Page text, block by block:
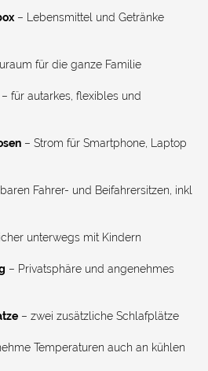
– Lebensmittel und Getränke
für die ganze Familie
für autarkes, flexibles und
– Strom für Smartphone, Laptop
Fahrer- und Beifahrersitzen, inkl
unterwegs mit Kindern
– Privatsphäre und angenehmes
– zwei zusätzliche Schlafplätze
Temperaturen auch an kühlen